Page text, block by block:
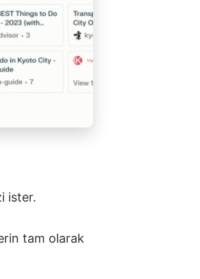
ister.
tam olarak